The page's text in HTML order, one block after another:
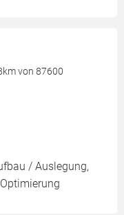
von 87600
/ Auslegung,